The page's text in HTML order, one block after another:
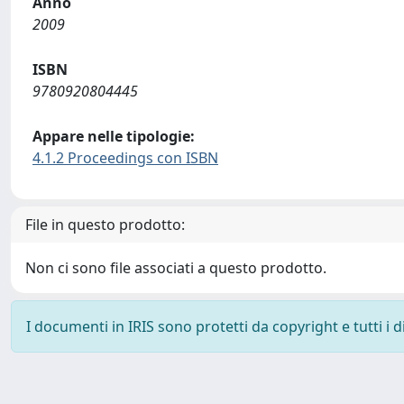
2009
ISBN
9780920804445
Appare nelle tipologie:
4.1.2 Proceedings con ISBN
File in questo prodotto:
Non ci sono file associati a questo prodotto.
I documenti in IRIS sono protetti da copyright e tutti i